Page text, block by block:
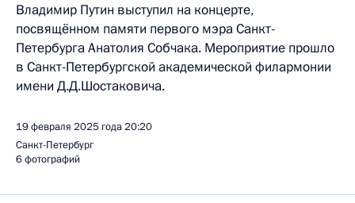
Владимир Путин выступил на концерте,
посвящённом памяти первого мэра Санкт-
Петербурга Анатолия Собчака. Мероприятие прошло
в Санкт-Петербургской академической филармонии
имени Д.Д.Шостаковича.
19 февраля 2025 года20:20
Санкт-Петербург
6 фотографий